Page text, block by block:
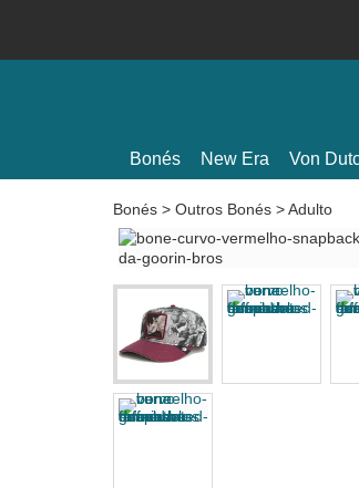
Bonés New Era Von
Bonés > Outros Bonés >Adulto